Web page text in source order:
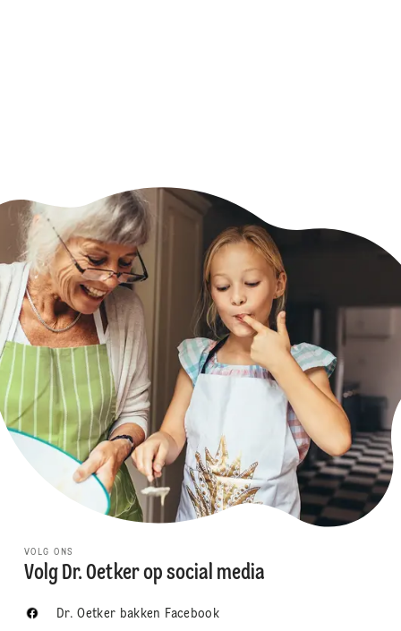
VOLG ONS
Volg Dr. Oetker op social media
Dr. Oetker bakken Facebook